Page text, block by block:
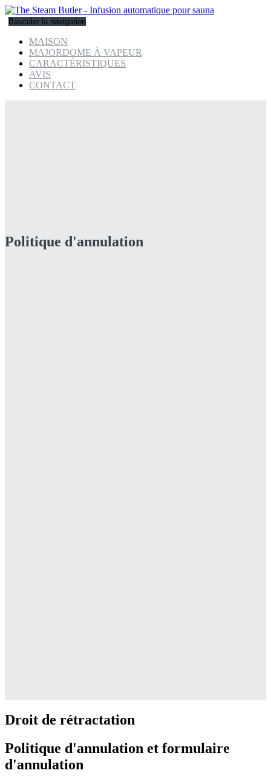
Basculer la navigation
MAISON
MAJORDOME À VAPEUR
CARACTÉRISTIQUES
AVIS
CONTACT
Politique d'annulation
Droit de rétractation
Politique d'annulation et formulaire
d'annulation